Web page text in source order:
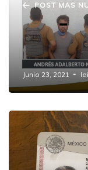
POST MAS
Fiscalía
responsable
Morelos
Junio 23, 2021